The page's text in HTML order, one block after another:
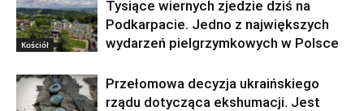
Kościół
Tysiące wiernych zjedzie dziś na
Podkarpacie. Jedno z największych
wydarzeń pielgrzymkowych w Polsce
Przełomowa decyzja ukraińskiego
rządu dotycząca ekshumacji. Jest